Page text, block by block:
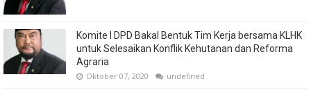
Komite I DPD Bakal Bentuk Tim Kerja bersama KLHK
untuk Selesaikan Konflik Kehutanan dan Reforma
Agraria
Oktober 07, 2020 undefined